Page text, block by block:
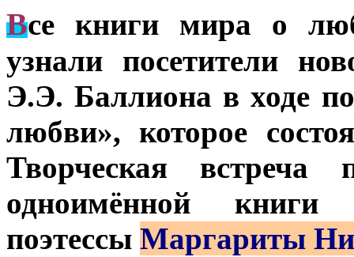
Все книги мира о
узнали посетители
Э.Э. Баллиона в ходе
любви», которое
Творческая
одноимённой книги
поэтессы Маргариты